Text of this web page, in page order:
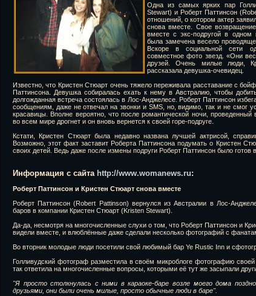
Одна из самых ярких пар
Stewart) и Роберт Паттинсон
отношений, о котором актер
снова вместе. Свое
вместе с экс-подругой в одном
была замечена весело
Вскоре в социальной сети
совместное фото звезд. «Они
друзей. Очень милые люди,
рассказала девушка-очевидец.
Известно, что Кристен Стюарт очень тяжело переживала расставание с
Паттинсона. Девушка собиралась ехать к нему в Австралию, чтобы
долгожданная встреча состоялась в Лос-Анджелесе. Роберт Паттинсон
сообщениям, даже не отвечал на звонки и SMS, но, видимо, так и не смог
красавицы. Вполне вероятно, что после романтической ночи,
во всем мире дрогнет и он вновь вернется к своей горе-подруге.
Кстати, Кристен Стюарт была недавно названа лучшей актрисой,
Возможно, этот факт заставит Роберта Паттинсона подумать о Кристен
своих детей. Ведь даже после измены подруги Роберт Паттинсон было готов
Информация с сайта http://www.womanews.ru:
Роберт Паттинсон и Кристен Стюарт снова вместе
Роберт Паттинсон (Robert Pattinson) вернулся из Австралии в Лос-
баров в компании Кристен Стюарт (Kristen Stewart).
Да-да, несмотря на многочисленные слухи о том, что Роберт Паттинсон и
видели вместе, и влюблённые даже сделали несколько фотографий с
Во вторник молодые люди посетили свой любимый бар Ye Rustic Inn и
Голливудский фотограф разместила в своём микроблоге фотографию
так ответила на многочисленные вопросы, которыми её тут же засыпали
"Я просто столкнулась с ними в караоке-баре возле моего дома
друзьями, они были очень милые, просто обычные люди в баре".